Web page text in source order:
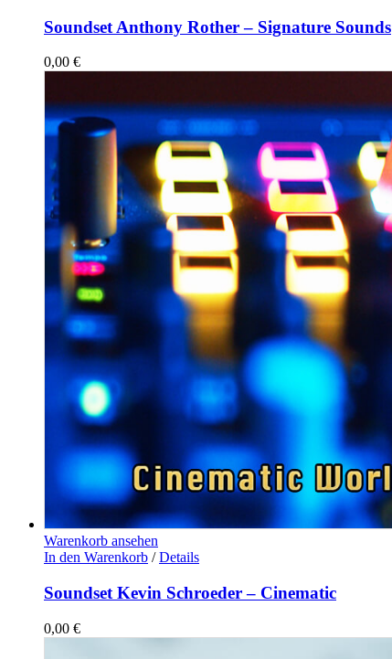
Soundset Anthony Rother – Signature Sounds
0,00 €
Warenkorb ansehen
In den Warenkorb / Details
Soundset Kevin Schroeder – Cinematic
0,00 €